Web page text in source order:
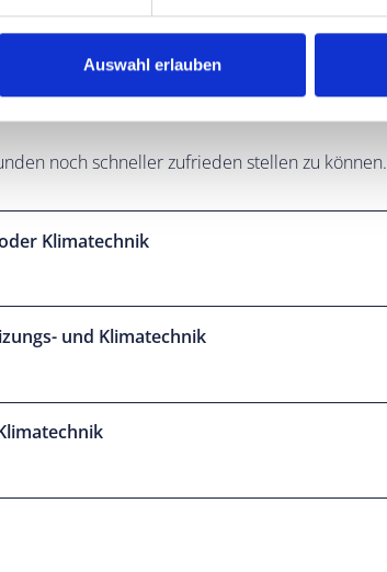
Auswahl erlauben
noch schneller zufrieden stellen zu können.
Klima­technik
und Klima­technik